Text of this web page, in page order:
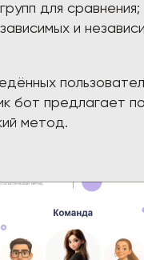
для сравнения;
и
бот предлагает
метод.